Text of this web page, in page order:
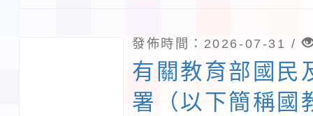
發佈時間：2026-07-31 /
有關教育部國民
署（以下簡稱國